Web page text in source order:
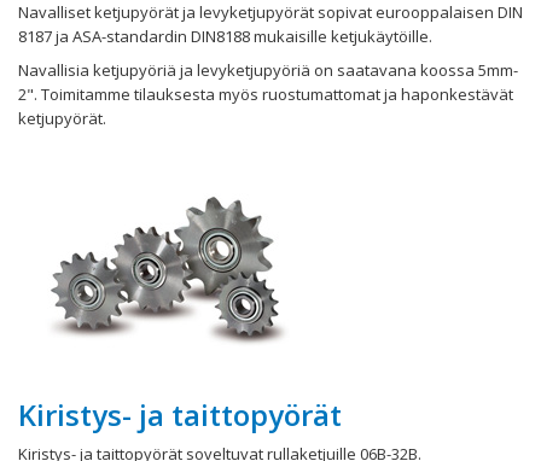
Navalliset ketjupyörät ja levyketjupyörät sopivat eurooppalaisen DIN
8187 ja ASA-standardin DIN8188 mukaisille ketjukäytöille.
Navallisia ketjupyöriä ja levyketjupyöriä on saatavana koossa 5mm-
2". Toimitamme tilauksesta myös ruostumattomat ja haponkestävät
ketjupyörät.
Kiristys- ja taittopyörät
Kiristys- ja taittopyörät soveltuvat rullaketjuille 06B-32B.